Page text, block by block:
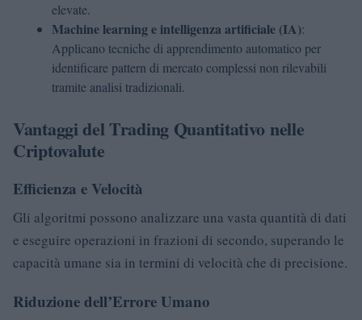
elevate.
Machine learning e intelligenza artificiale (IA):
Applicano tecniche di apprendimento automatico per
identificare pattern di mercato complessi non rilevabili
tramite analisi tradizionali.
Vantaggi del Trading Quantitativo nelle
Criptovalute
Efficienza e Velocità
Gli algoritmi possono analizzare una vasta quantità di dati
e eseguire operazioni in frazioni di secondo, superando le
capacità umane sia in termini di velocità che di precisione.
Riduzione dell’Errore Umano